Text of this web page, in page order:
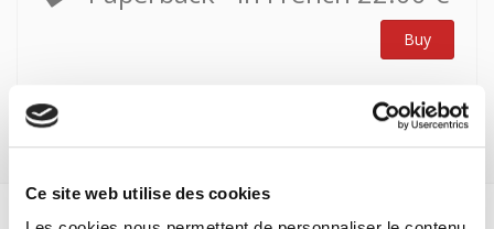
Ce site web utilise des cookies
Buy